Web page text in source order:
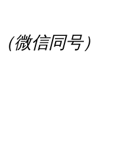
（微信同号）